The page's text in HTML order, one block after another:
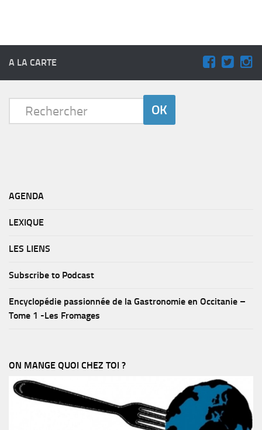
A LA CARTE
AGENDA
LEXIQUE
LES LIENS
Subscribe to Podcast
Encyclopédie passionnée de la Gastronomie en Occitanie –
Tome 1 -Les Fromages
ON MANGE QUOI CHEZ TOI ?